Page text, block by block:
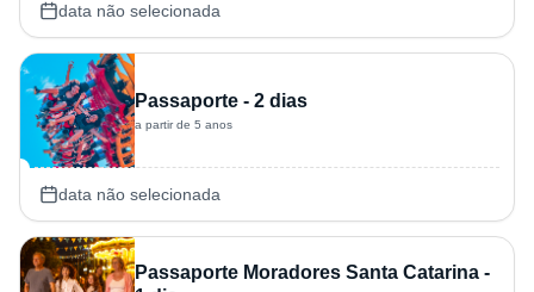
data não selecionada
Passaporte - 2 dias
a partir de 5 anos
data não selecionada
Passaporte Moradores Santa Catarina -